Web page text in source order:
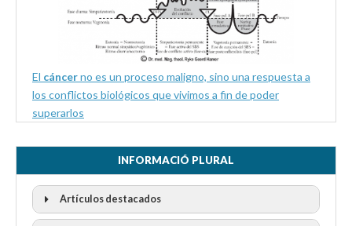
El cáncerno es un proceso maligno, sino una respuesta a
los conflictos biológicos que vivimos a fin de poder
superarlos
INFORMACIÓ PLURAL
Artículos destacados